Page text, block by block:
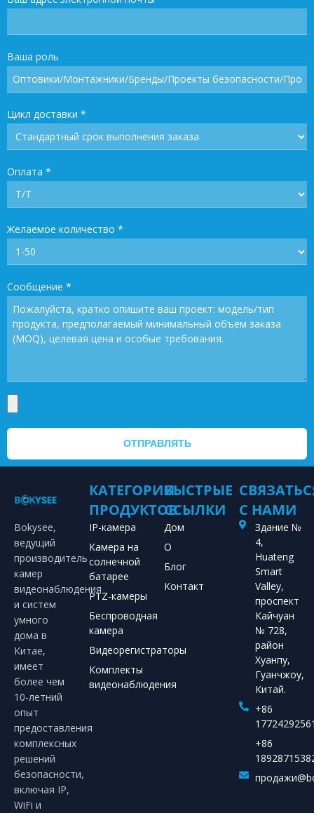
Ваша роль
Цикл доставки *
Оплата *
Желаемое количество *
Сообщение *
ОТПРАВЛЯТЬ
Bokysee,
ведущий
производитель
камер
видеонаблюдения
и систем
умного
дома в
Китае,
имеет
более чем
10-летний
опыт
предоставления
комплексных
решений
безопасности,
включая IP,
WiFi и
КАТЕГОРИИ
ПРОДУКТОВ
IP-камера
Камера на
солнечной
батарее
PTZ-камеры
Беспроводная
камера
Видеорегистраторы
Комплекты
видеонаблюдения
БЫСТРЫЕ
ССЫЛКИ
Дом
О
Блог
Контакт
С НАМИ
Здание №
4,
Huateng
Smart
Valley,
проспект
Кайчуан
№ 728,
район
Хуанпу,
Гуанчжоу,
Китай.
+86
+86